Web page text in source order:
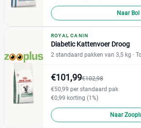
Naar Bol
ROYAL CANIN
Diabetic Kattenvoer Droog
2 standaard pakken van 3,5 kg ·
€101,99€102,98
€50,99 per standaard pak
€0,99 korting (1%)
Naar